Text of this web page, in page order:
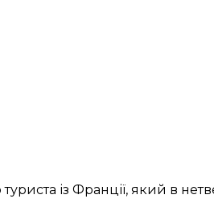
із Франції, який в